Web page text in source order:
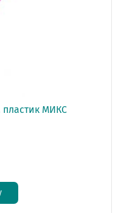
пластик МИКС